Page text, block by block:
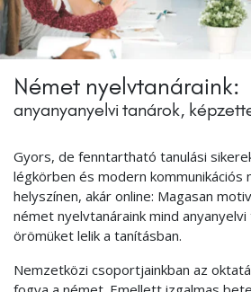
Német nyelvtanáraink:
anyanyanyelvi tanárok,
Gyors, de fenntartható tanulási
légkörben és modern kommunikációs
helyszínen, akár online: Magasan
német nyelvtanáraink mind anyanyelvi
örömüket lelik a tanításban.
Nemzetközi csoportjainkban az